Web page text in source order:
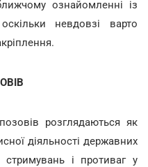
ознайомленні із
невдовзі варто
розглядаються як
діяльності державних
і противаг у